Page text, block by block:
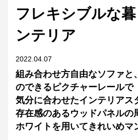
フレキシブルな
ンテリア
2022.04.07
組み合わせ方自由なソファと
のできるピクチャーレールで
気分に合わせたインテリアス
存在感のあるウッドパネルの
ホワイトを用いてきれいめマ